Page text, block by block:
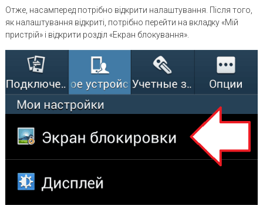
Отже, насамперед потрібно відкрити налаштування. Після того,
як налаштування відкриті, потрібно перейти на вкладку «Мій
пристрій» і відкрити розділ «Екран блокування».